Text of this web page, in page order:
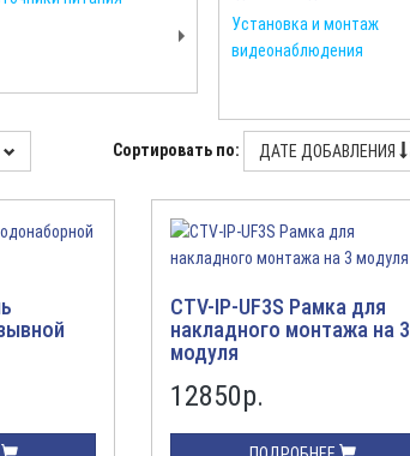
Установка и монтаж
видеонаблюдения
Сортировать по: ДАТЕ ДОБАВЛЕНИЯ
CTV-IP-UF3S Рамка для
накладного монтажа на 3
модуля
12850р.